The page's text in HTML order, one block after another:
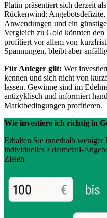
Platin präsentiert sich derzeit
Rückenwind:
Anwendungen und ein
Vergleich zu Gold könnten den
profitiert vor allem von
Spannungen, bleibt aber
Für Anleger gilt: Wer
kennen und sich nicht von
lassen. Gewinne sind im
antizyklisch und informiert
Marktbedingungen profitieren.
Wie investiere ich richtig in
Erhalten Sie innerhalb weniger
individuelles Edelmetall-
Zielen.